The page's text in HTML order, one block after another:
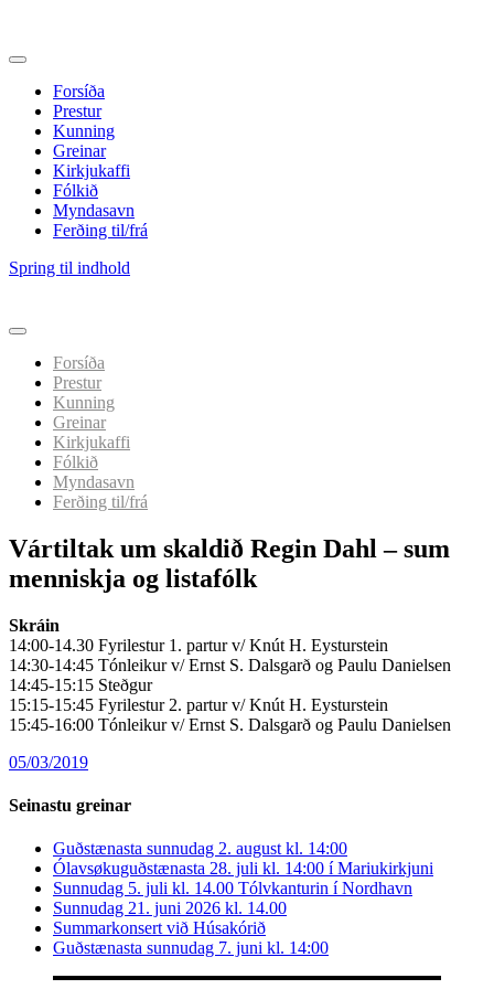
Forsíða
Prestur
Kunning
Greinar
Kirkjukaffi
Fólkið
Myndasavn
Ferðing til/frá
Spring til indhold
Forsíða
Prestur
Kunning
Greinar
Kirkjukaffi
Fólkið
Myndasavn
Ferðing til/frá
Vártiltak um skaldið Regin Dahl – sum
menniskja og listafólk
Skráin
14:00-14.30 Fyrilestur 1. partur v/ Knút H. Eysturstein
14:30-14:45 Tónleikur v/ Ernst S. Dalsgarð og Paulu Danielsen
14:45-15:15 Steðgur
15:15-15:45 Fyrilestur 2. partur v/ Knút H. Eysturstein
15:45-16:00 Tónleikur v/ Ernst S. Dalsgarð og Paulu Danielsen
05/03/2019
Seinastu greinar
Guðstænasta sunnudag 2. august kl. 14:00
Ólavsøkuguðstænasta 28. juli kl. 14:00 í Mariukirkjuni
Sunnudag 5. juli kl. 14.00 Tólvkanturin í Nordhavn
Sunnudag 21. juni 2026 kl. 14.00
Summarkonsert við Húsakórið
Guðstænasta sunnudag 7. juni kl. 14:00